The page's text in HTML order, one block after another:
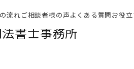
流れご相談者様の声よくある質問お役
書士事務所